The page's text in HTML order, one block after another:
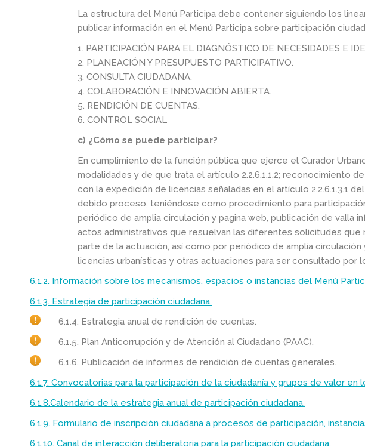
La estructura del Menú Participa debe contener siguiendo los
publicar información en el Menú Participa sobre participación
1. PARTICIPACIÓN PARA EL DIAGNÓSTICO DE NECESIDADES E
2. PLANEACIÓN Y PRESUPUESTO PARTICIPATIVO.
3. CONSULTA CIUDADANA.
4. COLABORACIÓN E INNOVACIÓN ABIERTA.
5. RENDICIÓN DE CUENTAS.
6. CONTROL SOCIAL
c) ¿Cómo se puede participar?
En cumplimiento de la función pública que ejerce el Curador
modalidades y de que trata el artículo 2.2.6.1.1.2; reconocimiento
con la expedición de licencias señaladas en el artículo 2.2.6.1.3.1
debido proceso, teniéndose como procedimiento para
periódico de amplia circulación y pagina web, publicación de
actos administrativos que resuelvan las diferentes solicitudes
parte de la actuación, así como por periódico de amplia
licencias urbanísticas y otras actuaciones para ser consultado por
6.1.2. Información sobre los mecanismos, espacios o instancias del Menú
6.1.3. Estrategia de participación ciudadana.
6.1.4. Estrategia anual de rendición de cuentas.
6.1.5. Plan Anticorrupción y de Atención al Ciudadano (PAAC).
6.1.6. Publicación de informes de rendición de cuentas generales.
6.1.7. Convocatorias para la participación de la ciudadanía y grupos de valor
6.1.8.Calendario de la estrategia anual de participación ciudadana.
6.1.9. Formulario de inscripción ciudadana a procesos de participación,
6.1.10. Canal de interacción deliberatoria para la participación ciudadana.